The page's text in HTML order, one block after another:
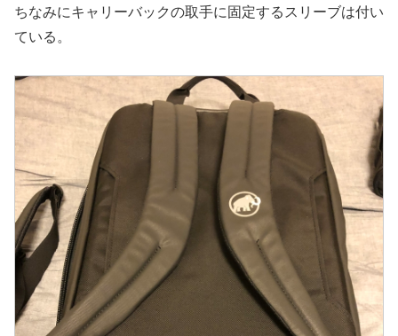
ちなみにキャリーバックの取手に固定するスリーブは付い
ている。